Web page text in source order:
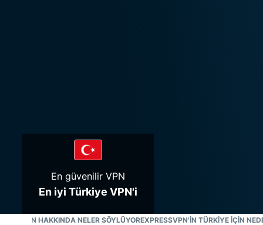
En güvenilir VPN
En iyi Türkiye VPN'i
HAKKINDA NELER SÖYLÜYOREXPRESSVPN'IN TÜRKIYE IÇIN